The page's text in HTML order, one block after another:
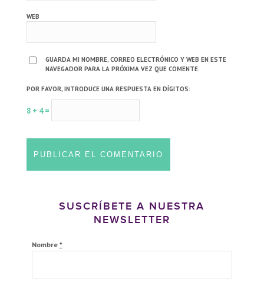
WEB
GUARDA MI NOMBRE, CORREO ELECTRÓNICO Y WEB EN ESTE
NAVEGADOR PARA LA PRÓXIMA VEZ QUE COMENTE.
POR FAVOR, INTRODUCE UNA RESPUESTA EN DÍGITOS:
8 + 4 =
SUSCRÍBETE A NUESTRA
NEWSLETTER
Nombre *